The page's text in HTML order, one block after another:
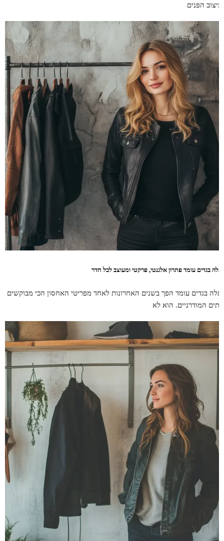
הפנים
בגדים עומד פתרון אלגנטי, פרקטי ומעוצב לכל חדר
בגדים עומד הפך בשנים האחרונות לאחד מפריטי האחסון הכי מבוקשים
המודרניים. הוא לא